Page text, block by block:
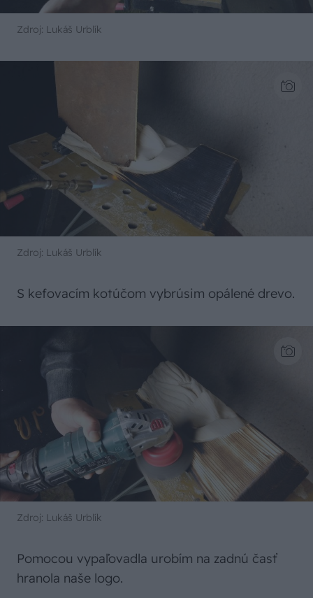
Zdroj: Lukáš Urblík
Zdroj: Lukáš Urblík
S kefovacím kotúčom vybrúsim opálené drevo.
Zdroj: Lukáš Urblík
Pomocou vypaľovadla urobím na zadnú časť
hranola naše logo.